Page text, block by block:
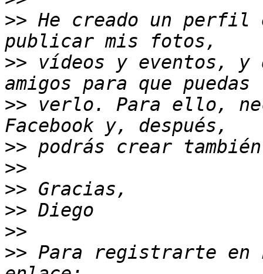
>> He creado un perfil
>> vídeos y eventos, y
>> verlo. Para ello,
>>
>>
>>
>>
>>
>> Para registrarte en